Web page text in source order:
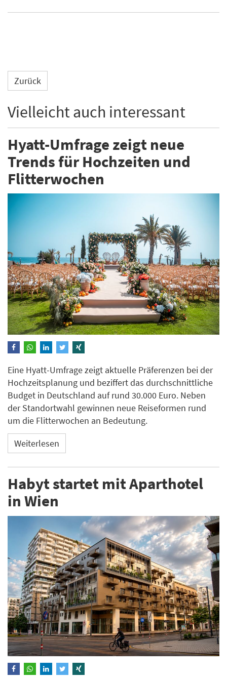
Zurück
Vielleicht auch interessant
Hyatt-Umfrage zeigt neue
Trends für Hochzeiten und
Flitterwochen
Eine Hyatt-Umfrage zeigt aktuelle Präferenzen bei der
Hochzeitsplanung und beziffert das durchschnittliche
Budget in Deutschland auf rund 30.000 Euro. Neben
der Standortwahl gewinnen neue Reiseformen rund
um die Flitterwochen an Bedeutung.
Weiterlesen
Habyt startet mit Aparthotel
in Wien